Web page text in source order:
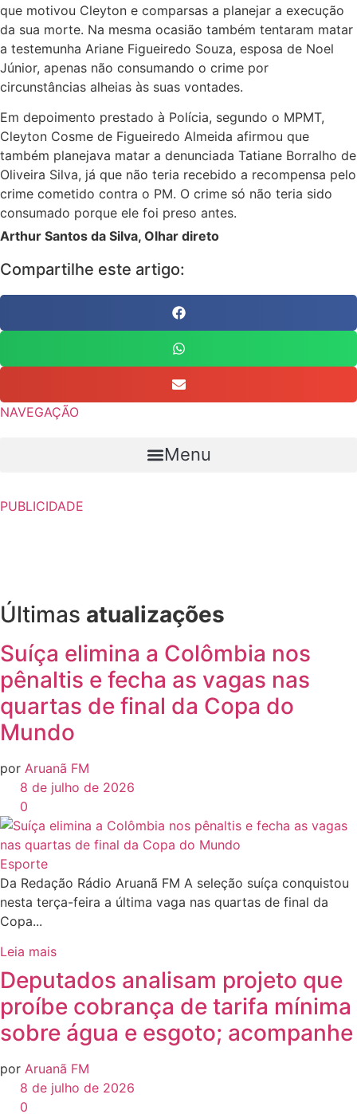
que motivou Cleyton e comparsas a planejar a execução
da sua morte. Na mesma ocasião também tentaram matar
a testemunha Ariane Figueiredo Souza, esposa de Noel
Júnior, apenas não consumando o crime por
circunstâncias alheias às suas vontades.
Em depoimento prestado à Polícia, segundo o MPMT,
Cleyton Cosme de Figueiredo Almeida afirmou que
também planejava matar a denunciada Tatiane Borralho de
Oliveira Silva, já que não teria recebido a recompensa pelo
crime cometido contra o PM. O crime só não teria sido
consumado porque ele foi preso antes.
Arthur Santos da Silva, Olhar direto
Compartilhe este artigo:
NAVEGAÇÃO
Menu
PUBLICIDADE
Últimas atualizações
Suíça elimina a Colômbia nos
pênaltis e fecha as vagas nas
quartas de final da Copa do
Mundo
por Aruanã FM
8 de julho de 2026
0
Esporte
Da Redação Rádio Aruanã FM A seleção suíça conquistou
nesta terça-feira a última vaga nas quartas de final da
Copa...
Leia mais
Deputados analisam projeto que
proíbe cobrança de tarifa mínima
sobre água e esgoto; acompanhe
por Aruanã FM
8 de julho de 2026
0